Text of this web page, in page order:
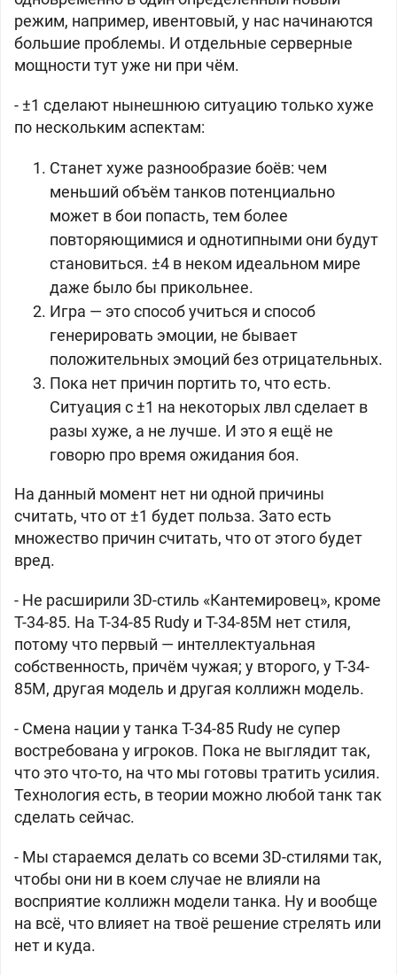
режим, например, ивентовый, у нас начинаются
большие проблемы. И отдельные серверные
мощности тут уже ни при чём.
- ±1 сделают нынешнюю ситуацию только хуже
по нескольким аспектам:
Станет хуже разнообразие боёв: чем
меньший объём танков потенциально
может в бои попасть, тем более
повторяющимися и однотипными они будут
становиться. ±4 в неком идеальном мире
даже было бы прикольнее.
Игра — это способ учиться и способ
генерировать эмоции, не бывает
положительных эмоций без отрицательных.
Пока нет причин портить то, что есть.
Ситуация с ±1 на некоторых лвл сделает в
разы хуже, а не лучше. И это я ещё не
говорю про время ожидания боя.
На данный момент нет ни одной причины
считать, что от ±1 будет польза. Зато есть
множество причин считать, что от этого будет
вред.
- Не расширили 3D-стиль «Кантемировец», кроме
Т-34-85. На Т-34-85 Rudy и Т-34-85М нет стиля,
потому что первый — интеллектуальная
собственность, причём чужая; у второго, у Т-34-
85М, другая модель и другая коллижн модель.
- Смена нации у танка Т-34-85 Rudy не супер
востребована у игроков. Пока не выглядит так,
что это что-то, на что мы готовы тратить усилия.
Технология есть, в теории можно любой танк так
сделать сейчас.
- Мы стараемся делать со всеми 3D-стилями так,
чтобы они ни в коем случае не влияли на
восприятие коллижн модели танка. Ну и вообще
на всё, что влияет на твоё решение стрелять или
нет и куда.